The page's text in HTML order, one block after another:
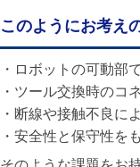
このようにお考え
・ロボットの可動部
・ツール交換時のコ
・断線や接触不良に
・安全性と保守性を